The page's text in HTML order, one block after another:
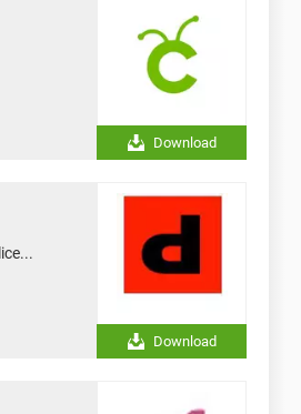
Download
Download